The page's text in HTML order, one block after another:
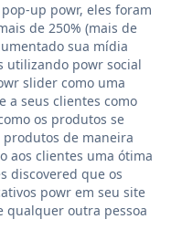
up powr, eles foram
de 250% (mais de
sua mídia
utilizando powr social
slider como uma
a seus clientes como
os produtos se
produtos de maneira
aos clientes uma ótima
discovered que os
powr em seu site
qualquer outra pessoa